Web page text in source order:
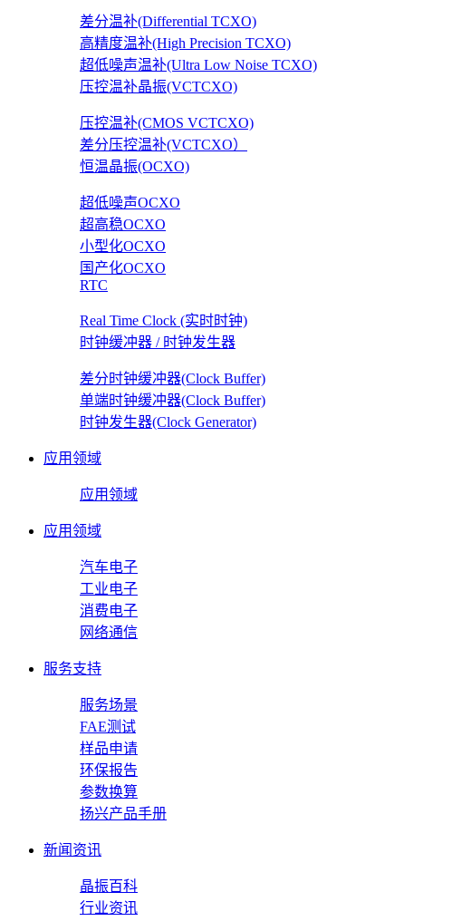
差分温补(Differential TCXO)
高精度温补(High Precision TCXO)
超低噪声温补(Ultra Low Noise TCXO)
压控温补晶振(VCTCXO)
压控温补(CMOS VCTCXO)
差分压控温补(VCTCXO）
恒温晶振(OCXO)
超低噪声OCXO
超高稳OCXO
小型化OCXO
国产化OCXO
RTC
Real Time Clock (实时时钟)
时钟缓冲器 / 时钟发生器
差分时钟缓冲器(Clock Buffer)
单端时钟缓冲器(Clock Buffer)
时钟发生器(Clock Generator)
应用领域
应用领域
应用领域
汽车电子
工业电子
消费电子
网络通信
服务支持
服务场景
FAE测试
样品申请
环保报告
参数换算
扬兴产品手册
新闻资讯
晶振百科
行业资讯